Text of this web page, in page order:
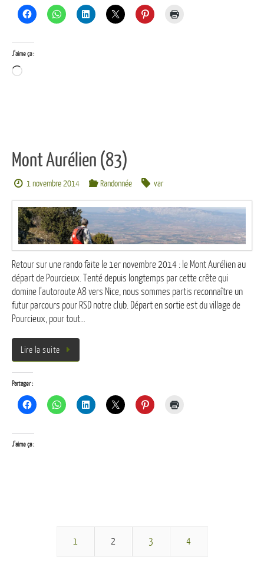
J’aime ça :
Chargement…
Mont Aurélien (83)
1 novembre 2014 Randonnée var
Retour sur une rando faite le 1er novembre 2014 : le Mont Aurélien au
départ de Pourcieux. Tenté depuis longtemps par cette crête qui
domine l’autoroute A8 vers Nice, nous sommes partis reconnaître un
futur parcours pour RSD notre club. Départ en sortie est du village de
Pourcieux, pour tout…
Lire la suite
Partager :
J’aime ça :
1 2 3 4